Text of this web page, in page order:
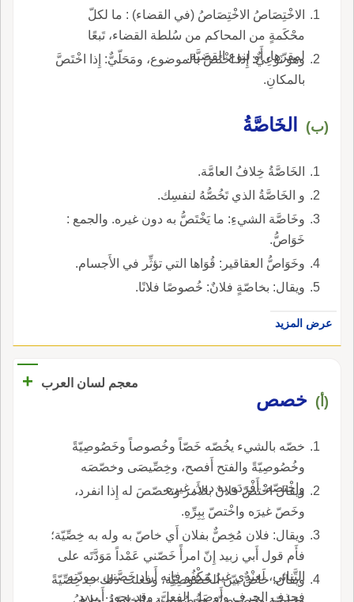
الاخْتِصَاصُ الاخْتِصَاصُ (في القضاء) : ما لكلّ
محْكَمةٍ من المحاكم من سُلطة القضاء، تَبعًا
لمقرّها، أَو لنوع القضيَّة.
وهو نَوْعِيٌّ: إِذا اخْتَصَّ بالموضوع، ومَحَلّيٌّ: إِذا اخْتَصَّ
بالمكانِ.
(ب) الخَاصَّةُ
الخَاصَّةُ خِلافُ العامَّة.
و الخَاصَّةُ الذي تَخُصُّهُ لنفسِك.
وخَاصَّة الشيءِ: ما يَخْتَصُّ به دون غيره. والجمع :
خَوَاصُّ.
وخَوَاصُّ العقاقير: قُوَاها التي تؤثِّر في الأَجسام.
ويقال: بخاصّةٍ فلانٌ: خُصوصًا فلانًا.
عرض المزيد
معجم لسان العرب +
(أ) خصص
خصّه بالشيء يخُصّه خَصّاً وخُصوصاً وخَصُوصِيّةً
وخُصُوصِيّةً والفتح أَفصح، وخِصِّيصَى وخصّصَه
واخْتصّه: أَفْرَدَه به دون غيره.
ويقال اخْتصّ فلانٌ بالأَمر وتخصّصَ له إِذا انفرد،
وخَصّ غيرَه واخْتصّ بِبِرِّهِ.
ويقال: فلان مُخِصٌّ بفلان أَي خاصّ به وله به خِصِّيّة؛
فأَم قول أَبي زبيد إِنّ امرأً خَصّني عَمْداً مَوَدَّتَه على
التَّنائي، لَعِنْدِي غيرُ مَكْفُو فإِنه أَراد خَصَّني بمودّته
فحذف الحرف وأَوصَل الفعلَ، وقد يجوز أَ يريد
ويقال: خاصٌّ بيّن الخُصُوصِيّة، وفعلت ذلك ب خِصِّيّةً